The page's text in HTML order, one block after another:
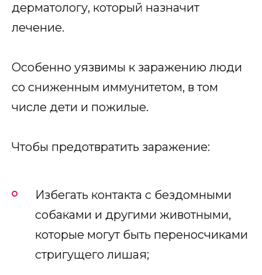
дерматологу, который назначит
лечение.
Особенно уязвимы к заражению люди
со сниженным иммунитетом, в том
числе дети и пожилые.
Чтобы предотвратить заражение:
Избегать контакта с бездомными
собаками и другими животными,
которые могут быть переносчиками
стригущего лишая;